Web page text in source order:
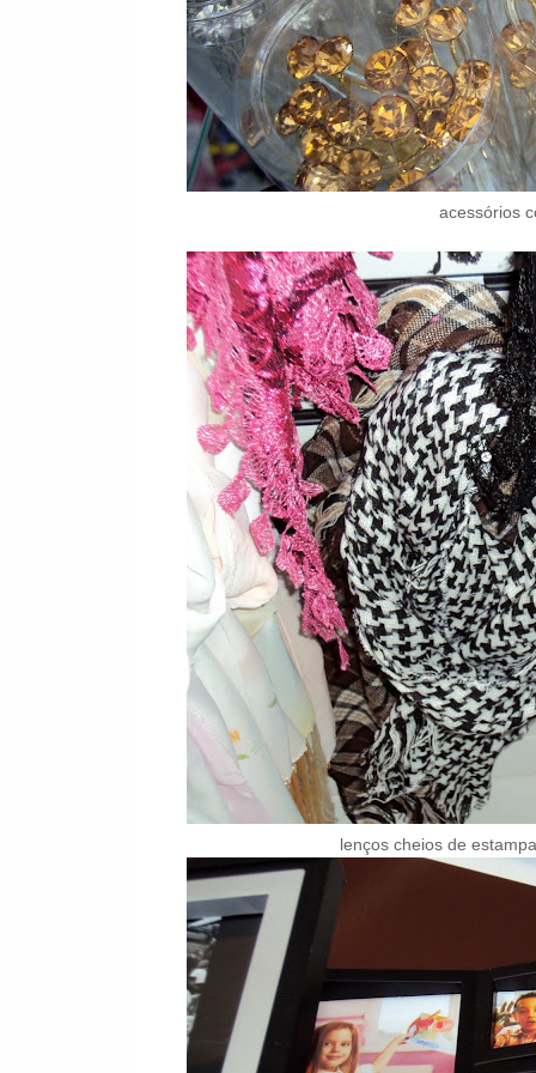
acessórios
lenços cheios de